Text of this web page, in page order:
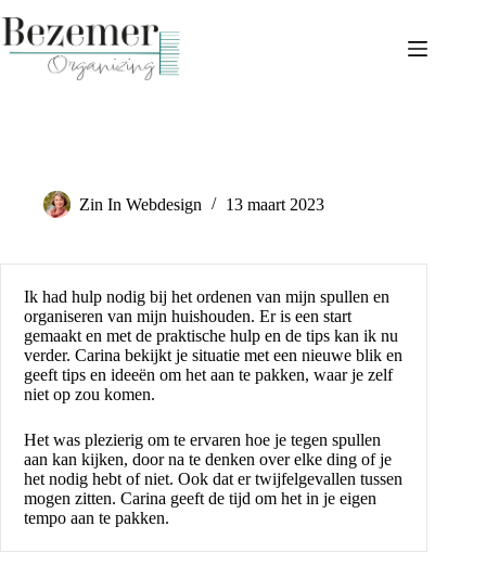
naar
de
Zin In Webdesign 13 maart 2023
Ik had hulp nodig bij het ordenen van mijn spullen en
organiseren van mijn huishouden. Er is een start
gemaakt en met de praktische hulp en de tips kan ik nu
verder. Carina bekijkt je situatie met een nieuwe blik en
geeft tips en ideeën om het aan te pakken, waar je zelf
niet op zou komen.
Het was plezierig om te ervaren hoe je tegen spullen
aan kan kijken, door na te denken over elke ding of je
het nodig hebt of niet. Ook dat er twijfelgevallen tussen
mogen zitten. Carina geeft de tijd om het in je eigen
tempo aan te pakken.